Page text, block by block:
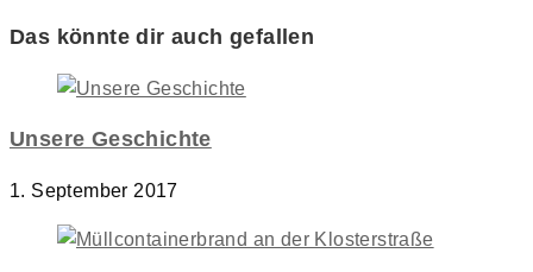
Das könnte dir auch gefallen
Unsere Geschichte
1. September 2017